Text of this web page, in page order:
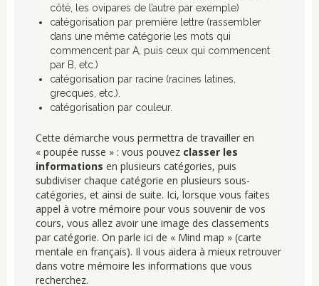
côté, les ovipares de l’autre par exemple)
catégorisation par première lettre (rassembler
dans une même catégorie les mots qui
commencent par A, puis ceux qui commencent
par B, etc.)
catégorisation par racine (racines latines,
grecques, etc.).
catégorisation par couleur.
Cette démarche vous permettra de travailler en
« poupée russe » : vous pouvez classer les
informations en plusieurs catégories, puis
subdiviser chaque catégorie en plusieurs sous-
catégories, et ainsi de suite. Ici, lorsque vous faites
appel à votre mémoire pour vous souvenir de vos
cours, vous allez avoir une image des classements
par catégorie. On parle ici de « Mind map » (carte
mentale en français). Il vous aidera à mieux retrouver
dans votre mémoire les informations que vous
recherchez.